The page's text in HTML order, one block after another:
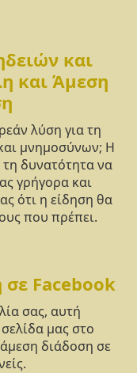
και
και Άμεση
λύση για τη
μνημοσύνων; Η
δυνατότητα να
γρήγορα και
ότι η είδηση θα
που πρέπει.
Facebook
σας, αυτή
μας στο
διάδοση σε